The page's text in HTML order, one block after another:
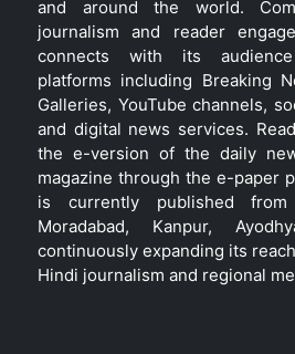
and around the world.
journalism and reader
connects with its
platforms including Breaking
Galleries, YouTube channels,
and digital news services.
the e-version of the daily
magazine through the e-paper
is currently published from
Moradabad, Kanpur,
continuously expanding its
Hindi journalism and regional